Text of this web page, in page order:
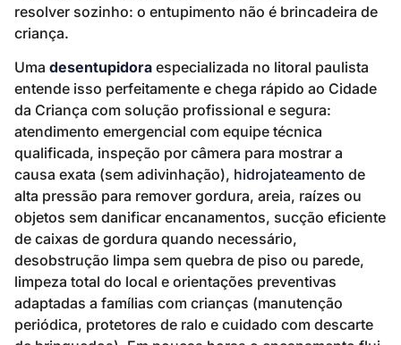
resolver sozinho: o entupimento não é brincadeira de
criança.
Uma desentupidora especializada no litoral paulista
entende isso perfeitamente e chega rápido ao Cidade
da Criança com solução profissional e segura:
atendimento emergencial com equipe técnica
qualificada, inspeção por câmera para mostrar a
causa exata (sem adivinhação), hidrojateamento de
alta pressão para remover gordura, areia, raízes ou
objetos sem danificar encanamentos, sucção eficiente
de caixas de gordura quando necessário,
desobstrução limpa sem quebra de piso ou parede,
limpeza total do local e orientações preventivas
adaptadas a famílias com crianças (manutenção
periódica, protetores de ralo e cuidado com descarte